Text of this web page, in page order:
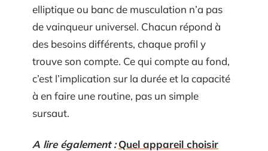
elliptique ou banc de musculation n’a pas
de vainqueur universel. Chacun répond à
des besoins différents, chaque profil y
trouve son compte. Ce qui compte au fond,
c’est l’implication sur la durée et la capacité
à en faire une routine, pas un simple
sursaut.
A lire également : Quel appareil choisir